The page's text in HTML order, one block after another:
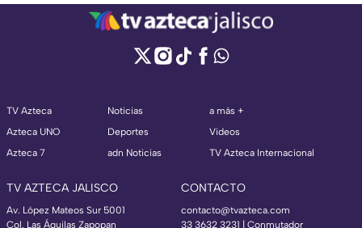
TV Azteca
Azteca UNO
Azteca 7
Noticias
Deportes
adn Noticias
a más +
Videos
TV Azteca Internacional
TV AZTECA JALISCO
Av. López Mateos Sur 5001
Col. Las Águilas Zapopan
CONTACTO
contacto@tvazteca.com
33 3632 3231 | Conmutador